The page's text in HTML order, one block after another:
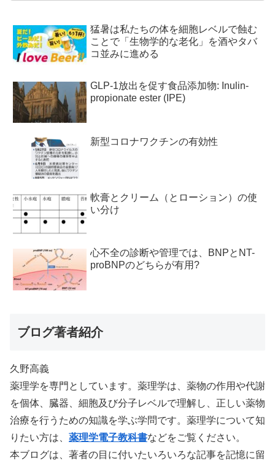
猛暑は私たちの体を細胞レベルで蝕む
ことで「生物学的な老化」を酒やタバ
コ並みに進める
GLP-1放出を促す食品添加物: Inulin-
propionate ester (IPE)
新型コロナワクチンの有効性
軟膏とクリーム（とローション）の使
い分け
心不全の診断や管理では、BNPとNT-
proBNPのどちらが有用?
ブログ著者紹介
久野高義
薬理学を専門としています。薬理学は、薬物の作用や代謝
を個体、臓器、細胞及び分子レベルで理解し、正しい薬物
治療を行うための知識を学ぶ学問です。薬理学について知
りたい方は、 薬理学電子教科書などをご覧ください。
本ブログは、著者の目に付いたいろいろな記事を記憶に留